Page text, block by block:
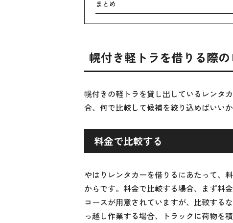
まとめ
幌付き軽トラを借りる際
幌付きの軽トラを貸し出しているレンタ
合、何で比較して候補を絞り込めばいい
料金で比較する
やはりレンタカーを借りるにあたって、
からです。料金で比較する場合、まず料
コースが用意されていますが、比較する
っ越し作業する場合、トラックに荷物を